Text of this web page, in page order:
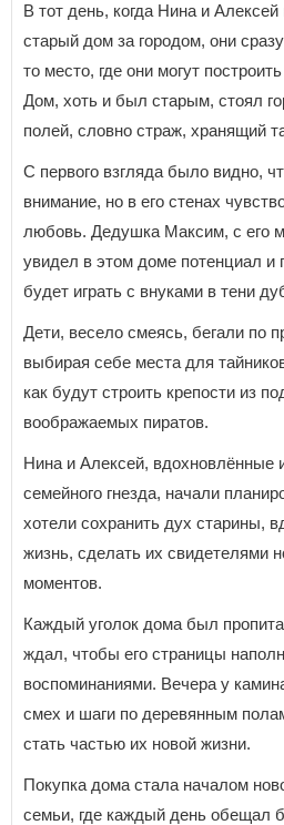
В тот день, когда Нина и
старый дом за городом, они
то место, где они могут
Дом, хоть и был старым, стоял
полей, словно страж, хранящий
С первого взгляда было видно,
внимание, но в его стенах
любовь. Дедушка Максим, с его
увидел в этом доме потенциал и
будет играть с внуками в тени
Дети, весело смеясь, бегали по
выбирая себе места для
как будут строить крепости из
воображаемых пиратов.
Нина и Алексей, вдохновлённые
семейного гнезда, начали
хотели сохранить дух старины,
жизнь, сделать их свидетелями
моментов.
Каждый уголок дома был
ждал, чтобы его страницы
воспоминаниями. Вечера у
смех и шаги по деревянным
стать частью их новой жизни.
Покупка дома стала началом
семьи, где каждый день обещал